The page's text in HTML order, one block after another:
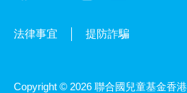
法律事宜 提防詐騙
Copyright © 2026 聯合國兒童基金香